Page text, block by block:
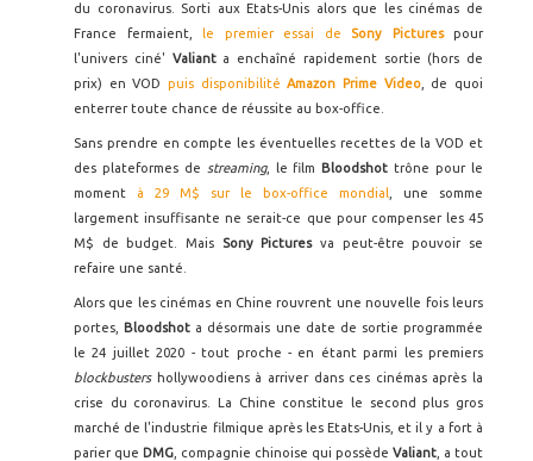
du coronavirus. Sorti aux Etats-Unis alors que les cinémas de
France fermaient, le premier essai de Sony Pictures
pour
l'univers ciné' Valiant a enchaîné rapidement sortie (hors de
prix) en VOD puis disponibilitéAmazon Prime Video, de quoi
enterrer toute chance de réussite au box-office.
Sans prendre en compte les éventuelles recettes de la VOD et
des plateformes de streaming, le film Bloodshottrône pour le
moment à 29 M$ sur le box-office mondial , une somme
largement insuffisante ne serait-ce que pour compenser les 45
M$ de budget. Mais
Sony Picturesva peut-être pouvoir se
refaire une santé.
Alors que les cinémas en Chine rouvrent une nouvelle fois leurs
portes, Bloodshot a désormais une date de sortie programmée
le 24 juillet 2020 - tout proche - en étant parmi les premiers
blockbusters hollywoodiens à arriver dans ces cinémas après la
crise du coronavirus. La Chine constitue le second plus gros
marché de l'industrie filmique après les Etats-Unis, et il y a fort à
parier que DMG , compagnie chinoise qui possède Valiant , a tout